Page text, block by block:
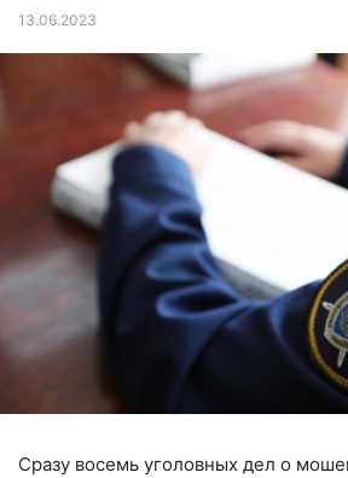
13.06.2023
Сразу восемь уголовных дел о